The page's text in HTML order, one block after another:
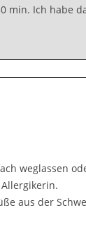
min. Ich habe
weglassen
aus der